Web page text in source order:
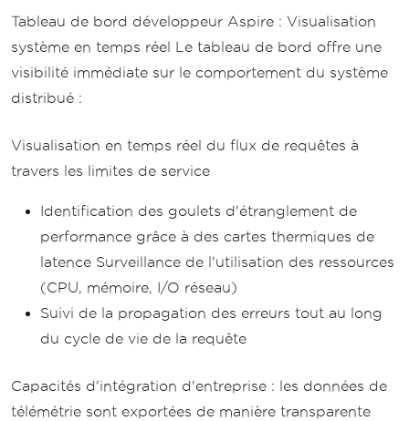
Tableau de bord développeur Aspire : Visualisation
système en temps réel Le tableau de bord offre une
visibilité immédiate sur le comportement du système
distribué :
Visualisation en temps réel du flux de requêtes à
travers les limites de service
Identification des goulets d'étranglement de
performance grâce à des cartes thermiques de
latence Surveillance de l'utilisation des ressources
(CPU, mémoire, I/O réseau)
Suivi de la propagation des erreurs tout au long
du cycle de vie de la requête
Capacités d'intégration d'entreprise : les données de
télémétrie sont exportées de manière transparente